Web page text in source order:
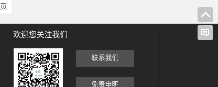
欢迎您关注我们
联系我们
免责申明